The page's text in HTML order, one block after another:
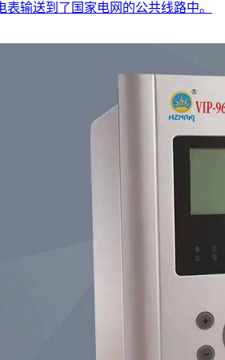
表输送到了国家电网的公共线路中。